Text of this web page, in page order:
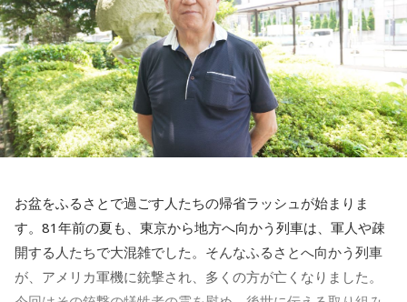
お盆をふるさとで過ごす人たちの帰省ラッシュが始まりま
す。81年前の夏も、東京から地方へ向かう列車は、軍人や疎
開する人たちで大混雑でした。そんなふるさとへ向かう列車
が、アメリカ軍機に銃撃され、多くの方が亡くなりました。